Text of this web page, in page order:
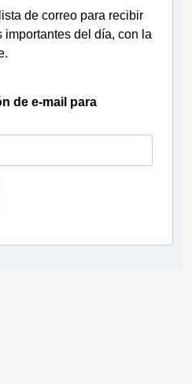
de correo para recibir
importantes del día, con la
de e-mail para